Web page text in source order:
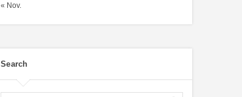
« Nov.
Search